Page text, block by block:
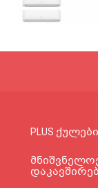
PLUS